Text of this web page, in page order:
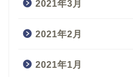
2021年3月
2021年2月
2021年1月